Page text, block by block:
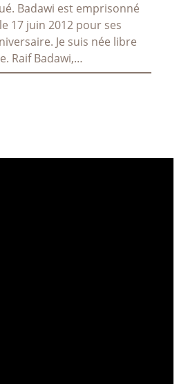
Badawi est emprisonné
17 juin 2012 pour ses
Je suis née libre
Raif Badawi,…